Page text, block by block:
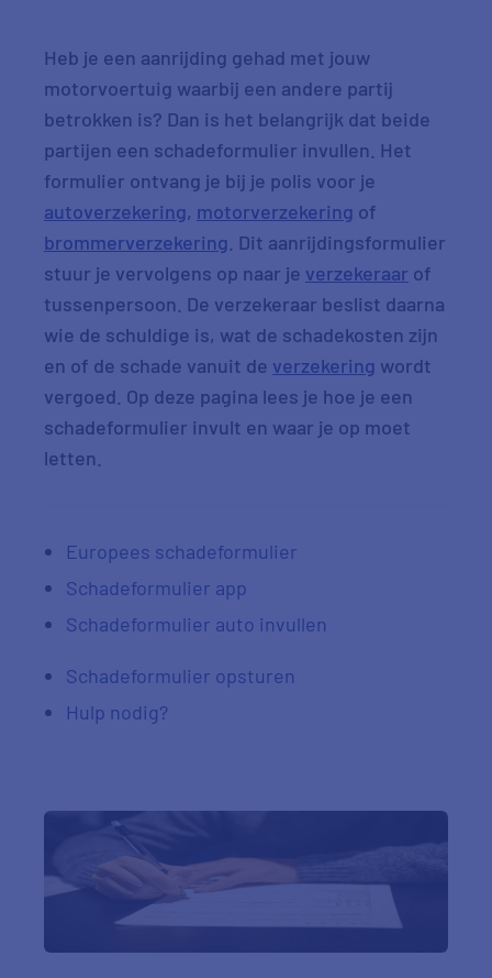
Heb je een aanrijding gehad met jouw
motorvoertuig waarbij een andere partij
betrokken is? Dan is het belangrijk dat beide
partijen een schadeformulier invullen. Het
formulier ontvang je bij je polis voor je
autoverzekering, motorverzekering of
brommerverzekering . Dit aanrijdingsformulier
stuur je vervolgens op naar je verzekeraar of
tussenpersoon. De verzekeraar beslist daarna
wie de schuldige is, wat de schadekosten zijn
en of de schade vanuit de verzekering wordt
vergoed. Op deze pagina lees je hoe je een
schadeformulier invult en waar je op moet
letten.
Europees schadeformulier
Schadeformulier app
Schadeformulier auto invullen
Schadeformulier opsturen
Hulp nodig?